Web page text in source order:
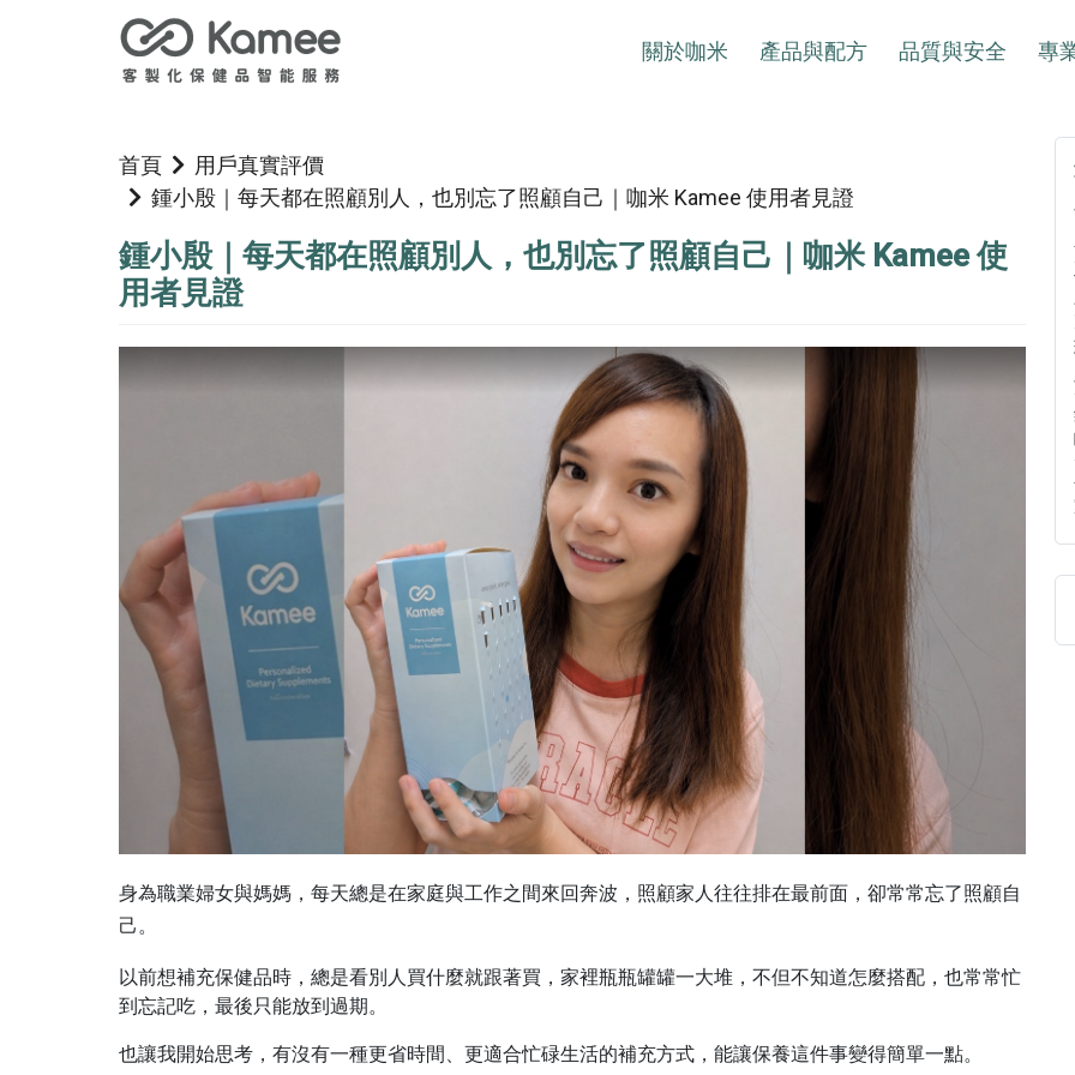
關於咖米 產品與配方 品質與安全 專
首頁
用戶真實評價
鍾小殷｜每天都在照顧別人，也別忘了照顧自己｜咖米 Kamee 使用者見證
鍾小殷｜每天都在照顧別人，也別忘了照顧自己｜咖米 Kamee 使
用者見證
身為職業婦女與媽媽，每天總是在家庭與工作之間來回奔波，照顧家人往往排在最前面，卻常常忘了照顧自
己。
以前想補充保健品時，總是看別人買什麼就跟著買，家裡瓶瓶罐罐一大堆，不但不知道怎麼搭配，也常常忙
到忘記吃，最後只能放到過期。
也讓我開始思考，有沒有一種更省時間、更適合忙碌生活的補充方式，能讓保養這件事變得簡單一點。